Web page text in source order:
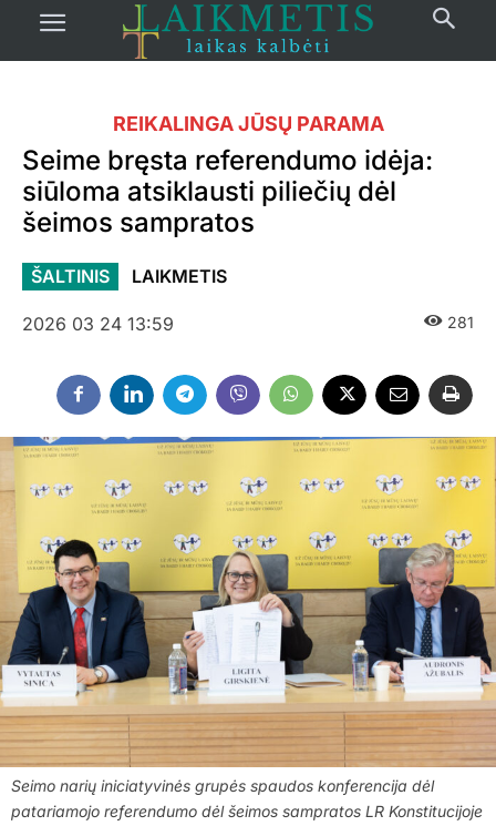
REIKALINGA JŪSŲ PARAMA
Seime bręsta referendumo idėja:
siūloma atsiklausti piliečių dėl
šeimos sampratos
ŠALTINIS LAIKMETIS
2026 03 24 13:59 281
Seimo narių iniciatyvinės grupės spaudos konferencija dėl
patariamojo referendumo dėl šeimos sampratos LR Konstitucijoje